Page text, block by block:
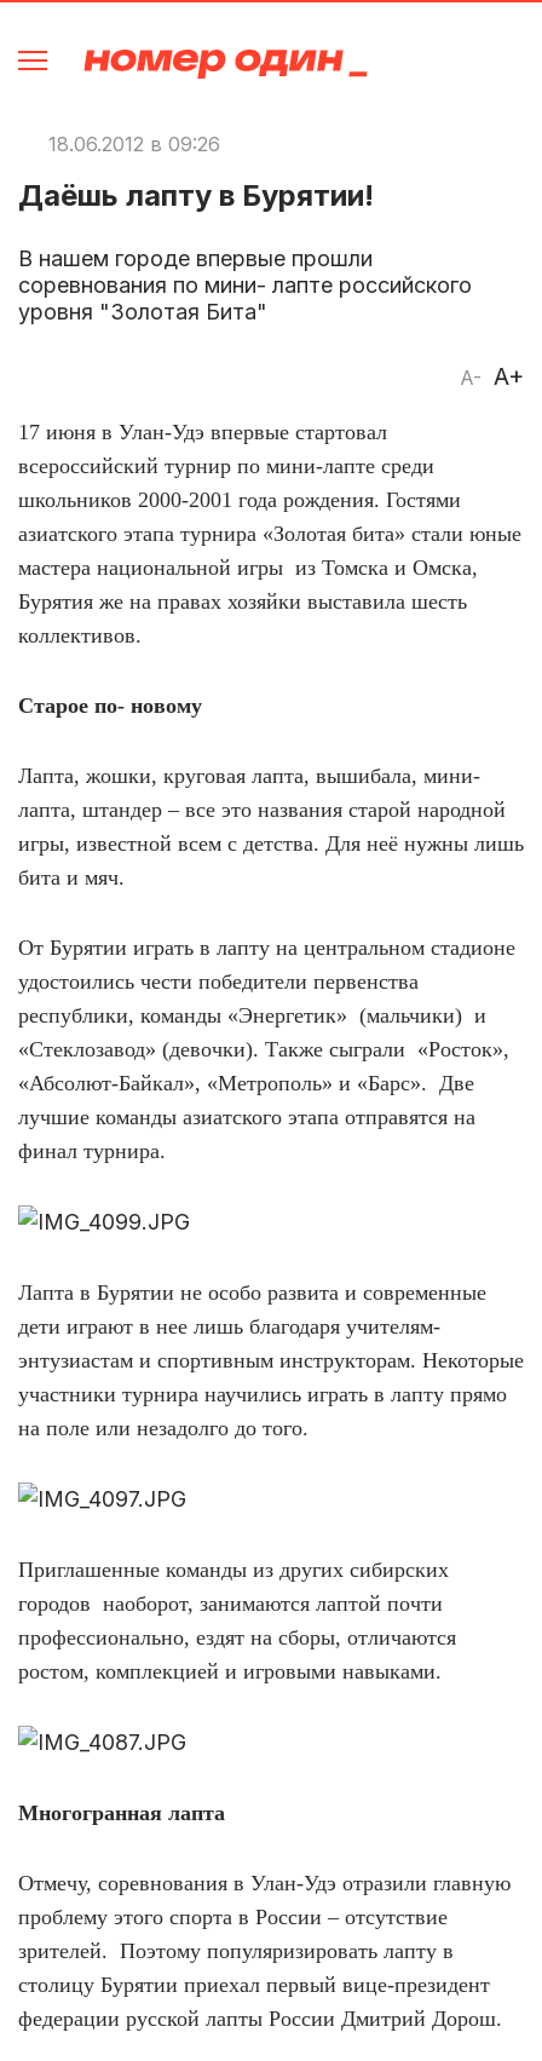
18.06.2012 в 09:26
Даёшь лапту в Бурятии!
В нашем городе впервые прошли
соревнования по мини- лапте российского
уровня "Золотая Бита"
A- A+
17 июня в Улан-Удэ впервые стартовал
всероссийский турнир по мини-лапте среди
школьников 2000-2001 года рождения. Гостями
азиатского этапа турнира «Золотая бита» стали юные
мастера национальной игры из Томска и Омска,
Бурятия же на правах хозяйки выставила шесть
коллективов.
Старое по- новому
Лапта, жошки, круговая лапта, вышибала, мини-
лапта, штандер – все это названия старой народной
игры, известной всем с детства. Для неё нужны лишь
бита и мяч.
От Бурятии играть в лапту на центральном стадионе
удостоились чести победители первенства
республики, команды «Энергетик» (мальчики) и
«Стеклозавод» (девочки). Также сыграли «Росток»,
«Абсолют-Байкал», «Метрополь» и «Барс».
Две
лучшие команды азиатского этапа отправятся на
финал турнира.
Лапта в Бурятии не особо развита и современные
дети играют в нее лишь благодаря учителям-
энтузиастам и спортивным инструкторам. Некоторые
участники турнира научились играть в лапту прямо
на поле или незадолго до того.
Приглашенные команды из других сибирских
городов наоборот, занимаются лаптой почти
профессионально, ездят на сборы, отличаются
ростом, комплекцией и игровыми навыками.
Многогранная лапта
Отмечу, соревнования в Улан-Удэ отразили главную
проблему этого спорта в России – отсутствие
зрителей. Поэтому популяризировать лапту в
столицу Бурятии приехал первый вице-президент
федерации русской лапты России Дмитрий Дорош.